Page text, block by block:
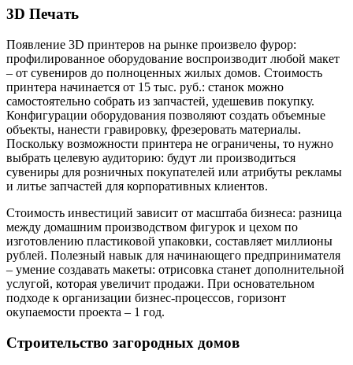
3D Печать
Появление 3D принтеров на рынке произвело фурор:
профилированное оборудование воспроизводит любой макет
– от сувениров до полноценных жилых домов. Стоимость
принтера начинается от 15 тыс. руб.: станок можно
самостоятельно собрать из запчастей, удешевив покупку.
Конфигурации оборудования позволяют создать объемные
объекты, нанести гравировку, фрезеровать материалы.
Поскольку возможности принтера не ограничены, то нужно
выбрать целевую аудиторию: будут ли производиться
сувениры для розничных покупателей или атрибуты рекламы
и литье запчастей для корпоративных клиентов.
Стоимость инвестиций зависит от масштаба бизнеса: разница
между домашним производством фигурок и цехом по
изготовлению пластиковой упаковки, составляет миллионы
рублей. Полезный навык для начинающего предпринимателя
– умение создавать макеты: отрисовка станет дополнительной
услугой, которая увеличит продажи. При основательном
подходе к организации бизнес-процессов, горизонт
окупаемости проекта – 1 год.
Строительство загородных домов